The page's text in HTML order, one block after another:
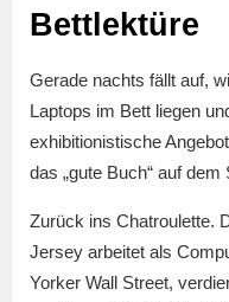
Bettlektüre
Gerade nachts fällt auf,
Laptops im Bett liegen
exhibitionistische
das „gute Buch“ auf
Zurück ins Chatroulette.
Jersey arbeitet als
Yorker Wall Street,